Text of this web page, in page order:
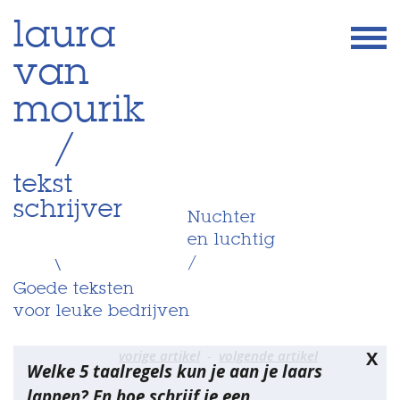
Skip
to
content
laura
van
mourik
/
tekst
schrijver
\
Nuchter
en luchtig
/
Goede teksten
voor leuke bedrijven
X
Welke 5 taalregels kun je aan je laars
Bericht
navigatie
vorige artikel volgende artikel